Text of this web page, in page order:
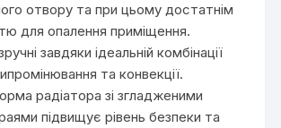
отвору та при цьому достатнім
для опалення приміщення.
завдяки ідеальній комбінації
та конвекції.
радіатора зі згладженими
підвищує рівень безпеки та